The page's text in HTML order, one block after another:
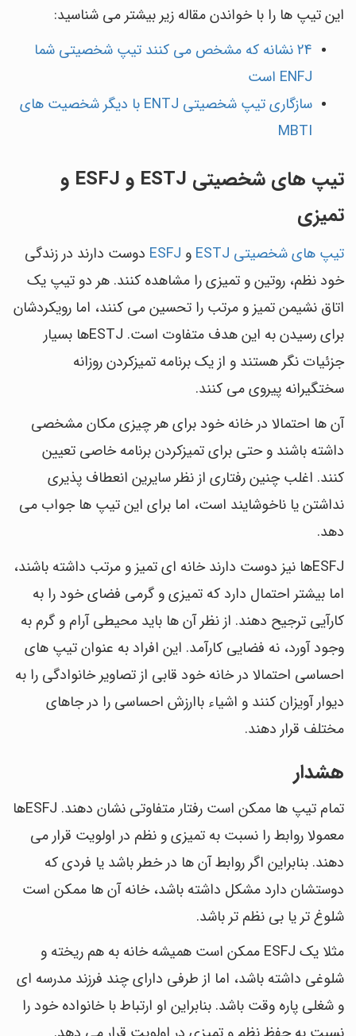
این تیپ ها را با خواندن مقاله زیر بیشتر می شناسید:
24 نشانه که مشخص می کنند تیپ شخصیتی شما
ENFJ است
سازگاری تیپ شخصیتی ENTJ با دیگر شخصیت های
MBTI
تیپ های شخصیتی ESTJ و ESFJ و
تمیزی
تیپ های شخصیتی ESTJ و ESFJ دوست دارند در زندگی
خود نظم، روتین و تمیزی را مشاهده کنند. هر دو تیپ یک
اتاق نشیمن تمیز و مرتب را تحسین می کنند، اما رویکردشان
برای رسیدن به این هدف متفاوت است. ESTJها بسیار
جزئیات نگر هستند و از یک برنامه تمیزکردن روزانه
سختگیرانه پیروی می کنند.
آن ها احتمالا در خانه خود برای هر چیزی مکان مشخصی
داشته باشند و حتی برای تمیزکردن برنامه خاصی تعیین
کنند. اغلب چنین رفتاری از نظر سایرین انعطاف پذیری
نداشتن یا ناخوشایند است، اما برای این تیپ ها جواب می
دهد.
ESFJها نیز دوست دارند خانه ای تمیز و مرتب داشته باشند،
اما بیشتر احتمال دارد که تمیزی و گرمی فضای خود را به
کارآیی ترجیح دهند. از نظر آن ها باید محیطی آرام و گرم به
وجود آورد، نه فضایی کارآمد. این افراد به عنوان تیپ های
احساسی احتمالا در خانه خود قابی از تصاویر خانوادگی را به
دیوار آویزان کنند و اشیاء باارزش احساسی را در جاهای
مختلف قرار دهند.
هشدار
تمام تیپ ها ممکن است رفتار متفاوتی نشان دهند. ESFJها
معمولا روابط را نسبت به تمیزی و نظم در اولویت قرار می
دهند. بنابراین اگر روابط آن ها در خطر باشد یا فردی که
دوستشان دارد مشکل داشته باشد، خانه آن ها ممکن است
شلوغ تر یا بی نظم تر باشد.
مثلا یک ESFJ ممکن است همیشه خانه به هم ریخته و
شلوغی داشته باشد، اما از طرفی دارای چند فرزند مدرسه ای
و شغلی پاره وقت باشد. بنابراین او ارتباط با خانواده خود را